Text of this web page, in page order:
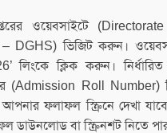
ওয়েবসাইটে
DGHS) ভিজিট করুন।
লিংকে ক্লিক করুন। নির্ধারিত
(Admission Roll Number)
ফলাফল স্ক্রিনে দেখা
বা স্ক্রিনশট নিতে